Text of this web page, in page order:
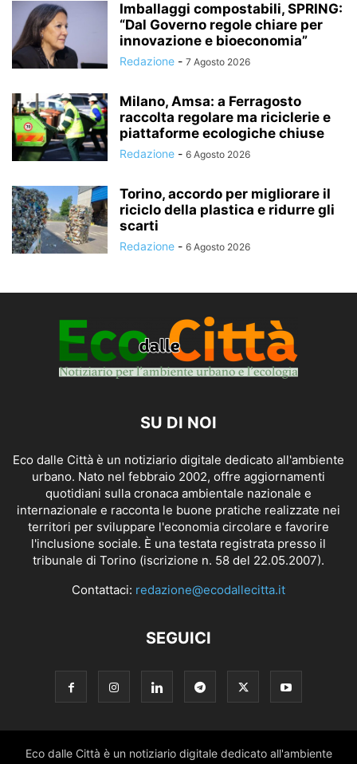
Imballaggi compostabili, SPRING:
“Dal Governo regole chiare per
innovazione e bioeconomia”
Redazione - 7 Agosto 2026
Milano, Amsa: a Ferragosto
raccolta regolare ma riciclerie e
piattaforme ecologiche chiuse
Redazione - 6 Agosto 2026
Torino, accordo per migliorare il
riciclo della plastica e ridurre gli
scarti
Redazione - 6 Agosto 2026
SU DI NOI
Eco dalle Città è un notiziario digitale dedicato all'ambiente
urbano. Nato nel febbraio 2002, offre aggiornamenti
quotidiani sulla cronaca ambientale nazionale e
internazionale e racconta le buone pratiche realizzate nei
territori per sviluppare l'economia circolare e favorire
l'inclusione sociale. È una testata registrata presso il
tribunale di Torino (iscrizione n. 58 del 22.05.2007).
Contattaci: redazione@ecodallecitta.it
SEGUICI
Eco dalle Città è un notiziario digitale dedicato all'ambiente